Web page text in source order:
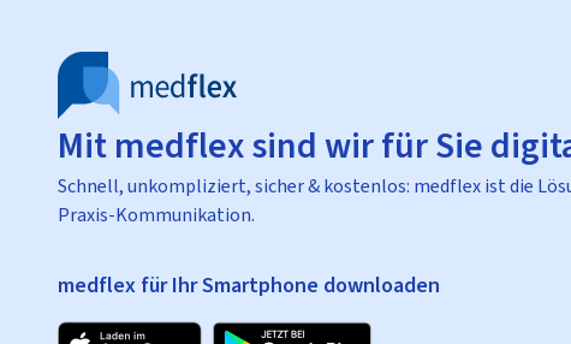
Mit medflex sind wir für Sie
Schnell, unkompliziert, sicher & kostenlos: medflex ist die
Praxis-Kommunikation.
medflex für Ihr Smartphone downloaden